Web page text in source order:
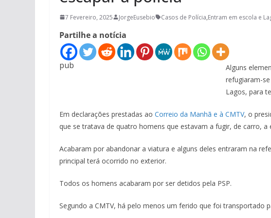
7 Fevereiro, 2025 JorgeEusebio Casos de Polícia,Entram em escola e
Partilhe a notícia
pub
Alguns
refugiaram-
Lagos, para
Em declarações prestadas ao Correio da Manhã e à CMTV, o
que se tratava de quatro homens que estavam a fugir, de carro, a
Acabaram por abandonar a viatura e alguns deles entraram na
principal terá ocorrido no exterior.
Todos os homens acabaram por ser detidos pela PSP.
Segundo a CMTV, há pelo menos um ferido que foi transportado